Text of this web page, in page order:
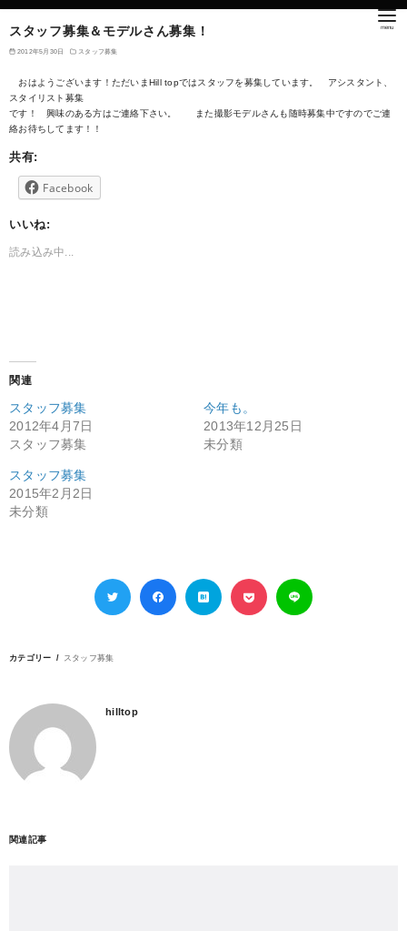
スタッフ募集＆モデルさん募集！
2012年5月30日 スタッフ募集
おはようございます！ただいまHill topではスタッフを募集しています。 アシスタント、
スタイリスト募集
です！ 興味のある方はご連絡下さい。 また撮影モデルさんも随時募集中ですのでご連
絡お待ちしてます！！
共有:
Facebook
いいね:
読み込み中...
関連
スタッフ募集
2012年4月7日
スタッフ募集
今年も。
2013年12月25日
未分類
スタッフ募集
2015年2月2日
未分類
カテゴリー スタッフ募集
hilltop
関連記事